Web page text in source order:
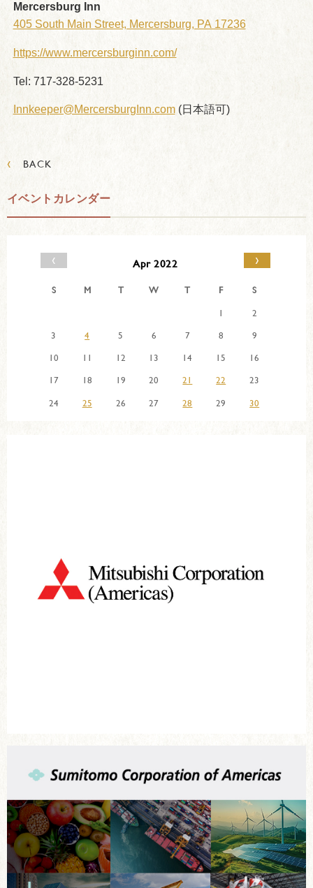
Mercersburg Inn
405 South Main Street, Mercersburg, PA 17236
https://www.mercersburginn.com/
Tel: 717-328-5231
Innkeeper@MercersburgInn.com(日本語可)
‹ BACK
イベントカレンダー
‹ Apr 2022 ›
S M T W T F
S
1
2
3
4 5 6 7 8
9
10
11 12 13 14 15
16
17
18 19 20 21 22
23
24
25 26 27 28 29 30